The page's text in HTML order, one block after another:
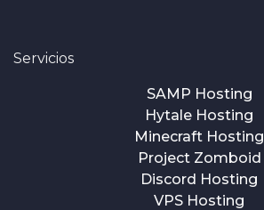
Servicios
SAMP Hosting
Hytale Hosting
Minecraft Hosting
Project Zomboid
Discord Hosting
VPS Hosting